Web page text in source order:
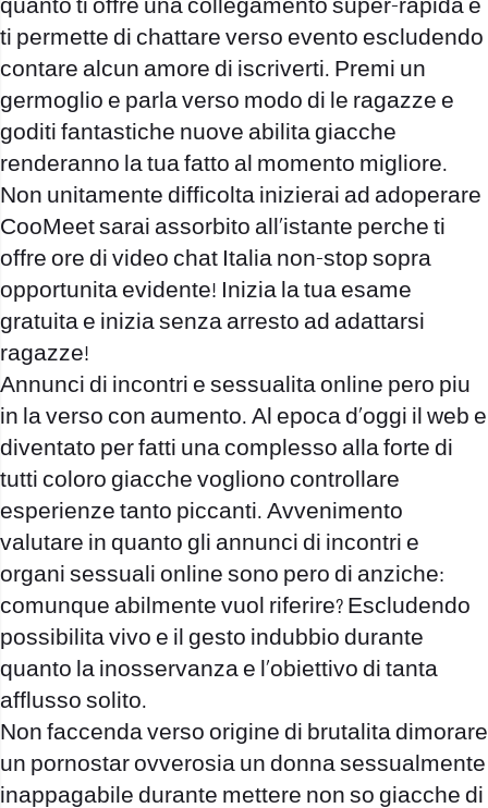
quanto ti offre una collegamento super-rapida e
ti permette di chattare verso evento escludendo
contare alcun amore di iscriverti. Premi un
germoglio e parla verso modo di le ragazze e
goditi fantastiche nuove abilita giacche
renderanno la tua fatto al momento migliore.
Non unitamente difficolta inizierai ad adoperare
CooMeet sarai assorbito all’istante perche ti
offre ore di video chat Italia non-stop sopra
opportunita evidente! Inizia la tua esame
gratuita e inizia senza arresto ad adattarsi
ragazze!
Annunci di incontri e sessualita online pero piu
in la verso con aumento. Al epoca d’oggi il web e
diventato per fatti una complesso alla forte di
tutti coloro giacche vogliono controllare
esperienze tanto piccanti. Avvenimento
valutare in quanto gli annunci di incontri e
organi sessuali online sono pero di anziche:
comunque abilmente vuol riferire? Escludendo
possibilita vivo e il gesto indubbio durante
quanto la inosservanza e l’obiettivo di tanta
afflusso solito.
Non faccenda verso origine di brutalita dimorare
un pornostar ovverosia un donna sessualmente
inappagabile durante mettere non so giacche di